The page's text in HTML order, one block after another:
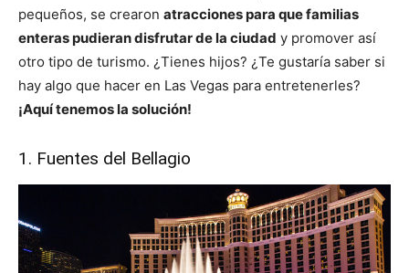
pequeños, se crearon atracciones para que familias
enteras pudieran disfrutar de la ciudad y promover así
otro tipo de turismo. ¿Tienes hijos? ¿Te gustaría saber si
hay algo que hacer en Las Vegas para entretenerles?
¡Aquí tenemos la solución!
1. Fuentes del Bellagio